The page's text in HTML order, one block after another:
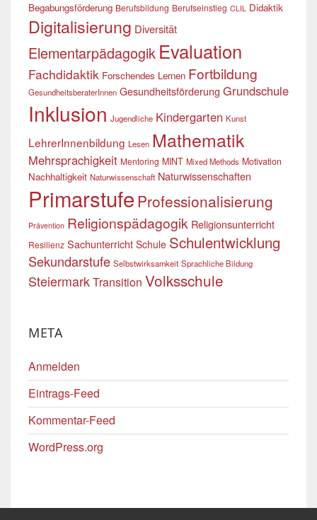
Begabungsförderung Berufsbildung Berufseinstieg CLIL Didaktik
Digitalisierung Diversität
Elementarpädagogik Evaluation
Fachdidaktik Forschendes Lernen Fortbildung
GesundheitsberaterInnen Gesundheitsförderung Grundschule
Inklusion Jugendliche Kindergarten Kunst
LehrerInnenbildung Lesen Mathematik
Mehrsprachigkeit Mentoring MINT Mixed Methods Motivation
Nachhaltigkeit Naturwissenschaft Naturwissenschaften
Primarstufe Professionalisierung
Prävention Religionspädagogik Religionsunterricht
Resilienz Sachunterricht Schule Schulentwicklung
Sekundarstufe Selbstwirksamkeit Sprachliche Bildung
SteiermarkTransition Volksschule
META
Anmelden
Eintrags-Feed
Kommentar-Feed
WordPress.org